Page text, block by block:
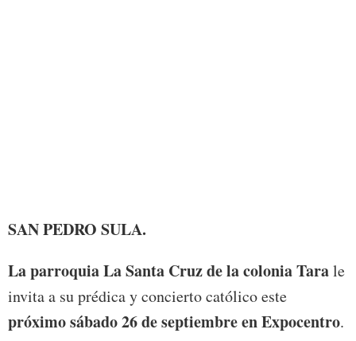
SAN PEDRO SULA.
La parroquia La Santa Cruz de la colonia Tarale
invita a su prédica y concierto católico este
próximo sábado 26 de septiembre en Expocentro.